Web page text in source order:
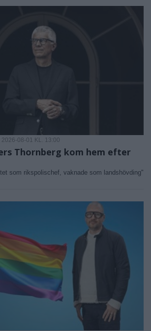
2026-08-01 KL. 13:00
Thornberg kom hem efter
som rikspolischef, vaknade som landshövding"